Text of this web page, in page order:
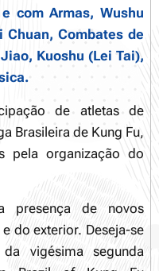
com Armas, Wushu
Chuan, Combates de
Kuoshu (Lei Tai),
.
de atletas de
Brasileira de Kung Fu,
pela organização do
presença de novos
do exterior. Deseja-se
vigésima segunda